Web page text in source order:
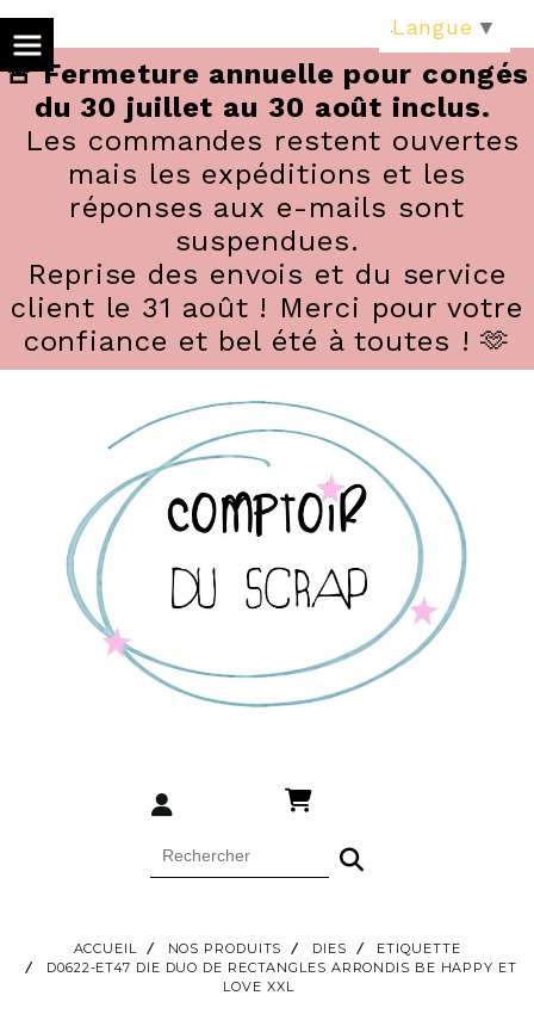
🚨 Fermeture annuelle pour congés
du 30 juillet au 30 août inclus.
Les commandes restent ouvertes
mais les expéditions et les
réponses aux e-mails sont
suspendues.
Reprise des envois et du service
client le 31 août ! Merci pour votre
confiance et bel été à toutes ! 🫶
ACCUEIL NOS PRODUITS DIES
ETIQUETTE
D0622-ET47 DIE DUO DE RECTANGLES ARRONDIS BE HAPPY ET
LOVE XXL
Langue ▼